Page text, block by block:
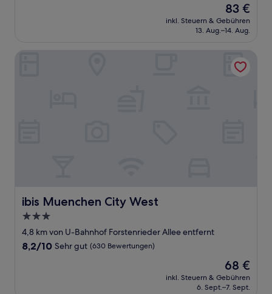
Bewertungen)
Der
Preis
beträgt
83 €
inkl. Steuern & Gebühren
13. Aug.–14. Aug.
ibis Muenchen City West
ibis Muenchen City West
3.0-
Sterne-
Unterkunft
4,8 km von U-Bahnhof Forstenrieder Allee entfernt
8.2
8,2/10 Sehr gut (630 Bewertungen)
Der
Preis
beträgt
68 €
inkl. Steuern & Gebühren
6. Sept.–7. Sept.